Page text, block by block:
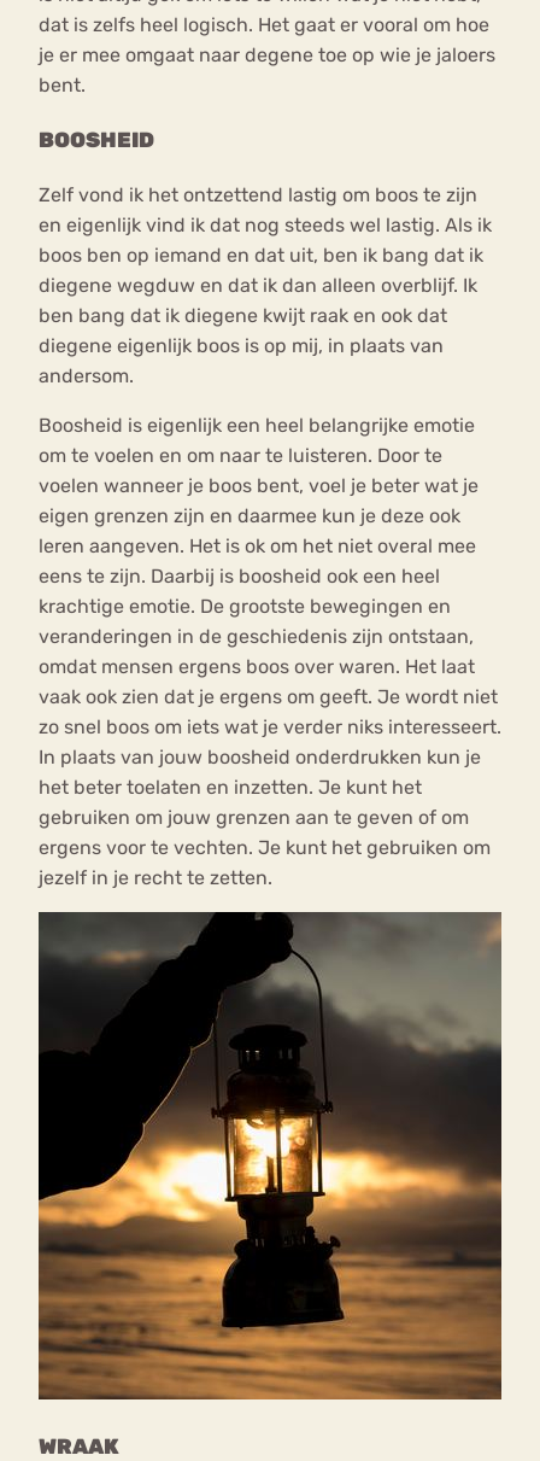
dat is zelfs heel logisch. Het gaat er vooral om hoe
je er mee omgaat naar degene toe op wie je jaloers
bent.
BOOSHEID
Zelf vond ik het ontzettend lastig om boos te zijn
en eigenlijk vind ik dat nog steeds wel lastig. Als ik
boos ben op iemand en dat uit, ben ik bang dat ik
diegene wegduw en dat ik dan alleen overblijf. Ik
ben bang dat ik diegene kwijt raak en ook dat
diegene eigenlijk boos is op mij, in plaats van
andersom.
Boosheid is eigenlijk een heel belangrijke emotie
om te voelen en om naar te luisteren. Door te
voelen wanneer je boos bent, voel je beter wat je
eigen grenzen zijn en daarmee kun je deze ook
leren aangeven. Het is ok om het niet overal mee
eens te zijn. Daarbij is boosheid ook een heel
krachtige emotie. De grootste bewegingen en
veranderingen in de geschiedenis zijn ontstaan,
omdat mensen ergens boos over waren. Het laat
vaak ook zien dat je ergens om geeft. Je wordt niet
zo snel boos om iets wat je verder niks interesseert.
In plaats van jouw boosheid onderdrukken kun je
het beter toelaten en inzetten. Je kunt het
gebruiken om jouw grenzen aan te geven of om
ergens voor te vechten. Je kunt het gebruiken om
jezelf in je recht te zetten.
WRAAK